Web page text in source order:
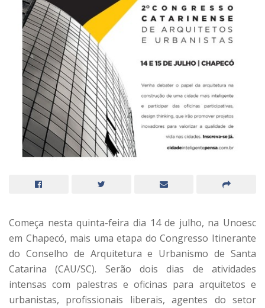
Começa nesta quinta-feira dia 14 de julho, na Unoesc
em Chapecó, mais uma etapa do Congresso Itinerante
do Conselho de Arquitetura e Urbanismo de Santa
Catarina (CAU/SC). Serão dois dias de atividades
intensas com palestras e oficinas para arquitetos e
urbanistas, profissionais liberais, agentes do setor